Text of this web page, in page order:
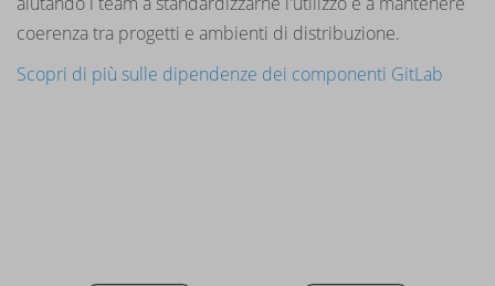
coerenza tra progetti e ambienti di distribuzione.
Scopri di più sulle dipendenze dei componenti GitLab